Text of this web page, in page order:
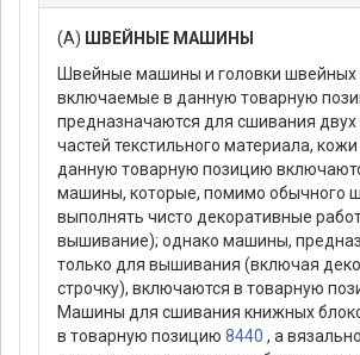
(А) ШВЕЙНЫЕ МАШИНЫ
Швейные машины и головки швейных
включаемые в данную товарную
предназначаются для сшивания двух
частей текстильного материала, кожи
данную товарную позицию
машины, которые, помимо обычного
выполнять чисто декоративные
вышивание); однако машины,
только для вышивания (включая
строчку), включаются в товарную
Машины для сшивания книжных
в товарную позицию 8440 , а